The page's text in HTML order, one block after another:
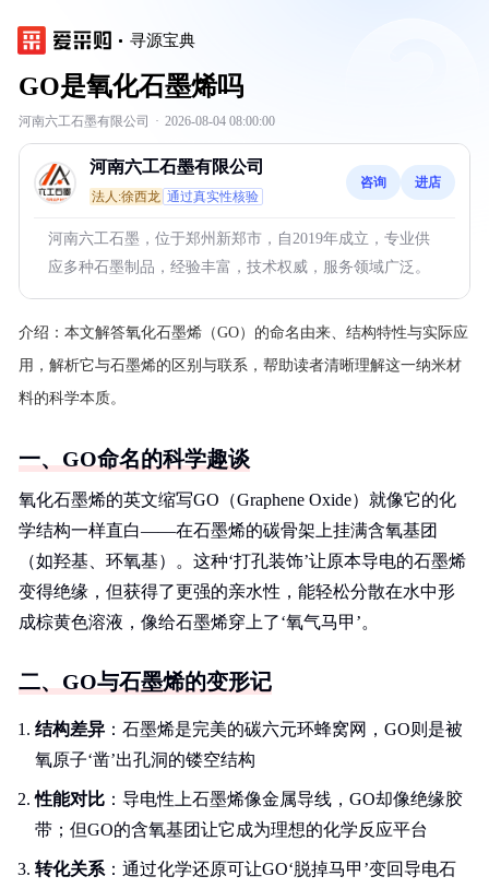
寻源宝典
GO是氧化石墨烯吗
河南六工石墨有限公司 · 2026-08-04 08:00:00
河南六工石墨有限公司
法人:徐西龙 通过真实性核验
咨询 进店
河南六工石墨，位于郑州新郑市，自2019年成立，专业供
应多种石墨制品，经验丰富，技术权威，服务领域广泛。
介绍： 本文解答氧化石墨烯（GO）的命名由来、结构特性与实际应
用，解析它与石墨烯的区别与联系，帮助读者清晰理解这一纳米材
料的科学本质。
一、GO命名的科学趣谈
氧化石墨烯的英文缩写GO（Graphene Oxide）就像它的化
学结构一样直白——在石墨烯的碳骨架上挂满含氧基团
（如羟基、环氧基）。这种‘打孔装饰’让原本导电的石墨烯
变得绝缘，但获得了更强的亲水性，能轻松分散在水中形
成棕黄色溶液，像给石墨烯穿上了‘氧气马甲’。
二、GO与石墨烯的变形记
结构差异 ：石墨烯是完美的碳六元环蜂窝网，GO则是被
氧原子‘凿’出孔洞的镂空结构
性能对比 ：导电性上石墨烯像金属导线，GO却像绝缘胶
带；但GO的含氧基团让它成为理想的化学反应平台
转化关系 ：通过化学还原可让GO‘脱掉马甲’变回导电石